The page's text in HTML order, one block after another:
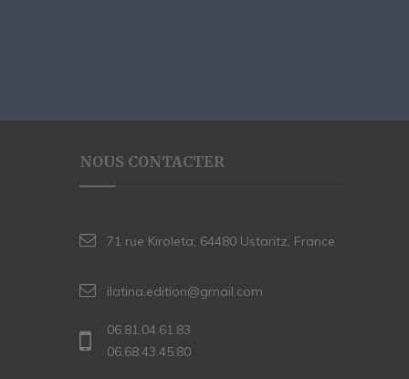
NOUS CONTACTER
71 rue Kiroleta, 64480 Ustaritz, France
ilatina.edition@gmail.com
06.81.04.61.83
06.68.43.45.80